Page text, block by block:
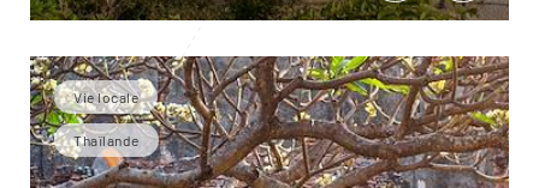
Vie locale
Thaïlande